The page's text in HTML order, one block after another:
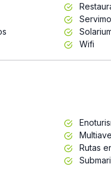
Wifi
Rutas